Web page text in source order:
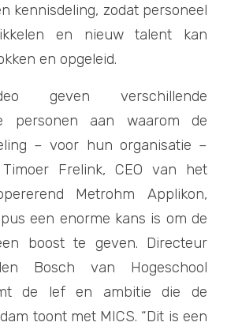
kennisdeling, zodat personeel
en nieuw talent kan
en opgeleid.
geven verschillende
personen aan waarom de
– voor hun organisatie –
Frelink, CEO van het
Metrohm Applikon,
een enorme kans is om de
boost te geven. Directeur
Bosch van Hogeschool
de lef en ambitie die de
toont met MICS. “Dit is een